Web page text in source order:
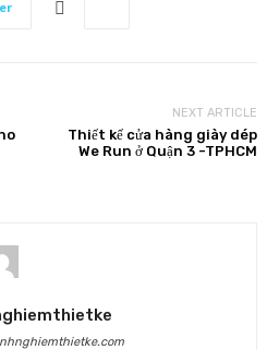
NEXT ARTICLE
Thiết kế cửa hàng giày dép
We Run ở Quận 3 -TPHCM